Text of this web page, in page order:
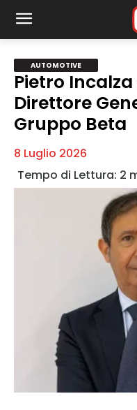
MY
Ricordami
Automotive
AUTOMOTIVE
Pietro
Direttore
Gruppo Beta
8 Luglio 2026